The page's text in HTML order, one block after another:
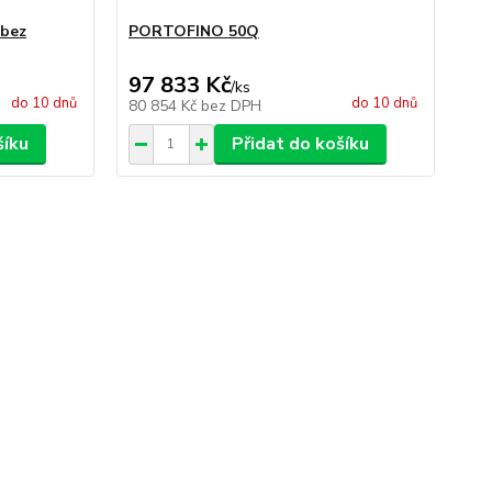
do 10 dnů
PORTOFINO 50Q
97 833 Kč/ks
80 854 Kč bez DPH do 10 dnů
Přidat do košíku